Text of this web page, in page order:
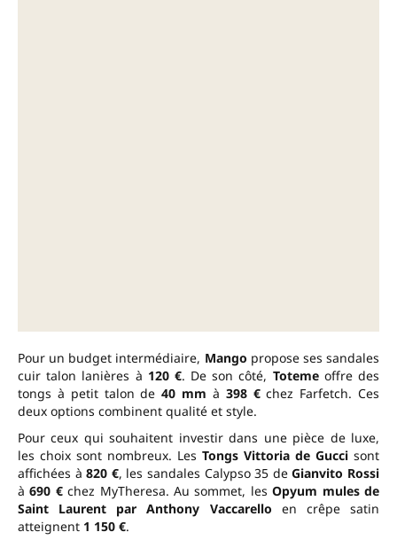
Pour un budget intermédiaire, Mango propose ses sandales
cuir talon lanières à 120 €. De son côté, Totemeoffre des
tongs à petit talon de40 mm à 398 €chez Farfetch. Ces
deux options combinent qualité et style.
Pour ceux qui souhaitent investir dans une pièce de luxe,
les choix sont nombreux. Les Tongs Vittoria de Gucci sont
affichées à820 €, les sandales Calypso 35 deGianvito Rossi
à690 €chez MyTheresa. Au sommet, lesOpyum mules de
Saint Laurent par Anthony Vaccarello en crêpe satin
atteignent 1 150 €.